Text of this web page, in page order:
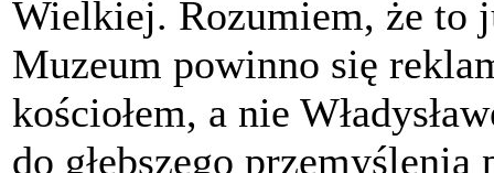
Wielkiej. Rozumiem, że to
Muzeum powinno się
kościołem, a nie
do głębszego